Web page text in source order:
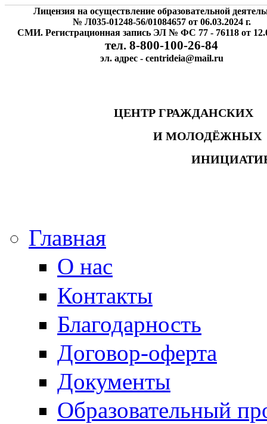
Лицензия на осуществление образовательной
№ Л035-01248-56/01084657 от 06.03.2024 г.
СМИ. Регистрационная запись ЭЛ № ФС 77 - 76118 от
тел. 8-800-100-26-84
эл. адрес - centrideia@mail.ru
ЦЕНТР
И
Главная
О нас
Контакты
Благодарность
Договор-оферта
Документы
Образовательный